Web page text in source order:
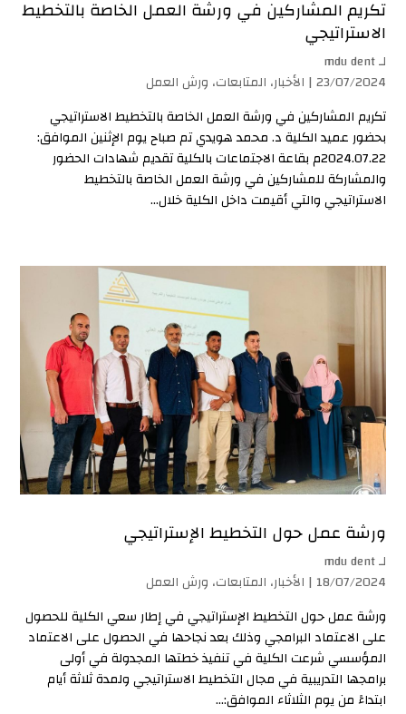
تكريم المشاركين في ورشة العمل الخاصة بالتخطيط
الاستراتيجي
لـmdu dent
23/07/2024 | الأخبار، المتابعات، ورش العمل
تكريم المشاركين في ورشة العمل الخاصة بالتخطيط الاستراتيجي
بحضور عميد الكلية د. محمد هويدي تم صباح يوم الإثنين الموافق:
2024.07.22م بقاعة الاجتماعات بالكلية تقديم شهادات الحضور
والمشاركة للمشاركين في ورشة العمل الخاصة بالتخطيط
الاستراتيجي والتي أقيمت داخل الكلية خلال...
ورشة عمل حول التخطيط الإستراتيجي
لـmdu dent
18/07/2024 | الأخبار، المتابعات، ورش العمل
ورشة عمل حول التخطيط الإستراتيجي في إطار سعي الكلية للحصول
على الاعتماد البرامجي وذلك بعد نجاحها في الحصول على الاعتماد
المؤسسي شرعت الكلية في تنفيذ خطتها المجدولة في أولى
برامجها التدريبية في مجال التخطيط الاستراتيجي ولمدة ثلاثة أيام
ابتداءً من يوم الثلاثاء الموافق:...